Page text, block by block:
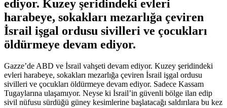
ediyor. Kuzey şeridindeki evleri
harabeye, sokakları mezarlığa çeviren
İsrail işgal ordusu sivilleri ve çocukları
öldürmeye devam ediyor.
Gazze’de ABD ve İsrail vahşeti devam ediyor. Kuzey şeridindeki
evleri harabeye, sokakları mezarlığa çeviren İsrail işgal ordusu
sivilleri ve çocukları öldürmeye devam ediyor. Sadece Kassam
Tugaylarına ulaşamıyor. Neyse ki İsrail’in güvenli bölge ilan edip
sivil nüfusu sürdüğü güney kesimlerine başlatacağı saldırılara bu kez